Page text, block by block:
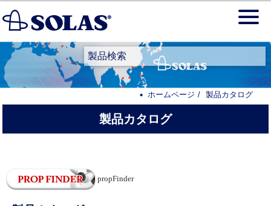
製品検索
製品カタログ
propFinder
ホームページ 製品カタログ